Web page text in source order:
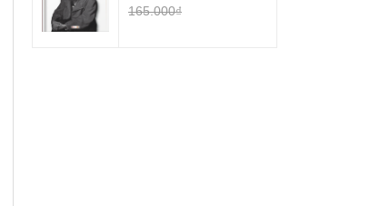
165.000₫